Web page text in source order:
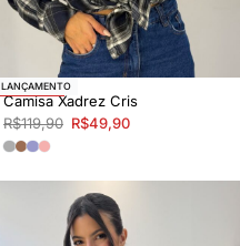
-58% OFF
LANÇAMENTO
Camisa Xadrez Cris
R$119,90 R$49,90